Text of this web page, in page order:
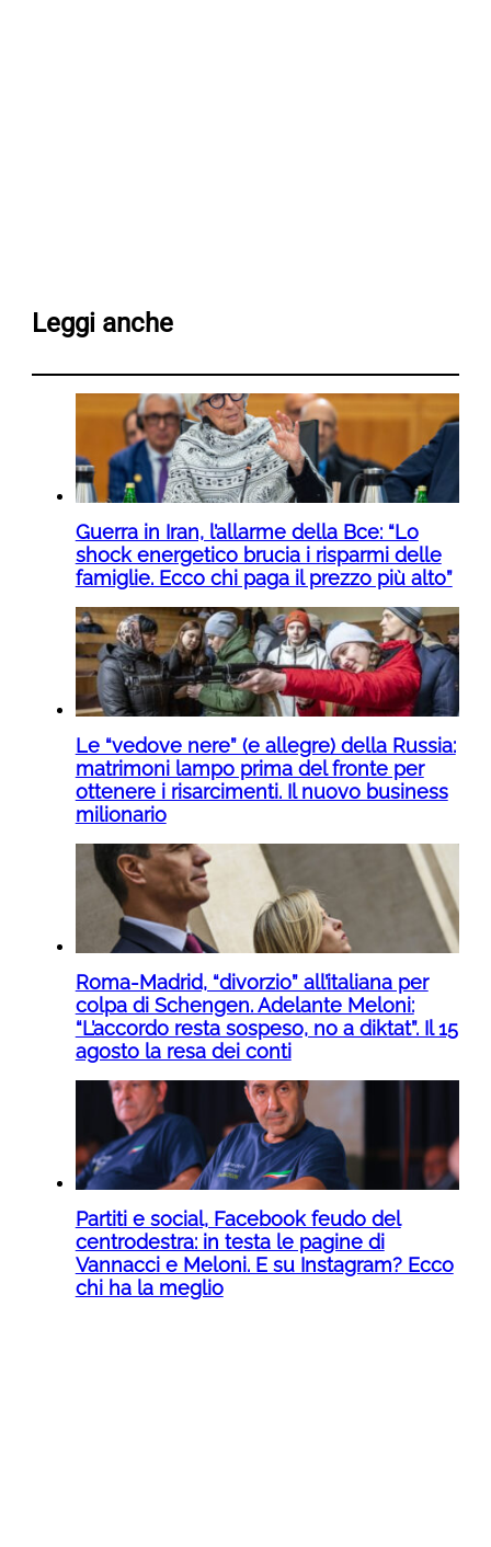
Leggi anche
Guerra in Iran, l’allarme della Bce: “Lo
shock energetico brucia i risparmi delle
famiglie. Ecco chi paga il prezzo più alto”
Le “vedove nere” (e allegre) della Russia:
matrimoni lampo prima del fronte per
ottenere i risarcimenti. Il nuovo business
milionario
Roma-Madrid, “divorzio” all’italiana per
colpa di Schengen. Adelante Meloni:
“L’accordo resta sospeso, no a diktat”. Il 15
agosto la resa dei conti
Partiti e social, Facebook feudo del
centrodestra: in testa le pagine di
Vannacci e Meloni. E su Instagram? Ecco
chi ha la meglio